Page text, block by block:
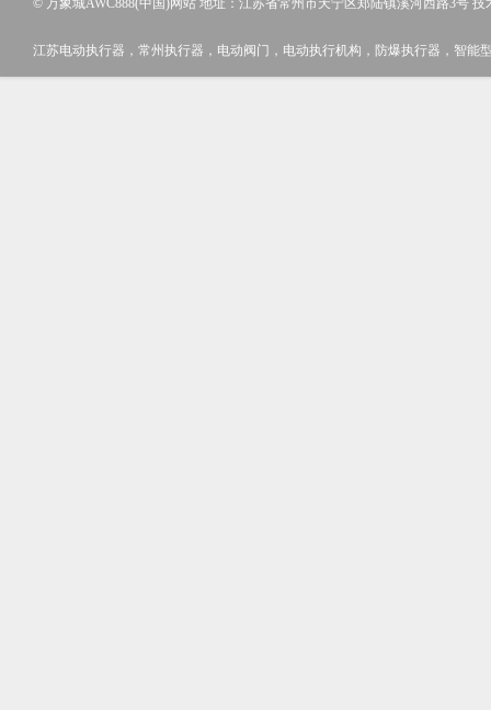
© 万象城AWC888(中国)网站 地址：江苏省常州市天宁区郑陆镇溪河西路3号 技
江苏电动执行器，常州执行器，电动阀门，电动执行机构，防爆执行器，智